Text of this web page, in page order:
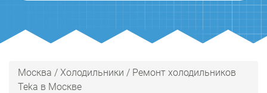
Москва / Холодильники / Ремонт холодильников
Teka в Москве